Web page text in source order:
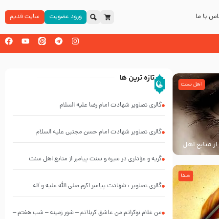
با ما ورود عضویت سایت قدیم
منابع اهل
اهل سنت
خلفا
تازه ترین ها
گالری تصاویر شهادت امام رضا علیه السلام
گالری تصاویر شهادت امام حسن مجتبی علیه السلام
گریه و عزاداری در سیره و سنت پیامبر از منابع اهل سنت
گالری تصاویر : شهادت پیامبر اکرم صلی الله علیه و آله
من غلام نوکراتم من عاشق کربلاتم – شور زمینه – شب هفتم –